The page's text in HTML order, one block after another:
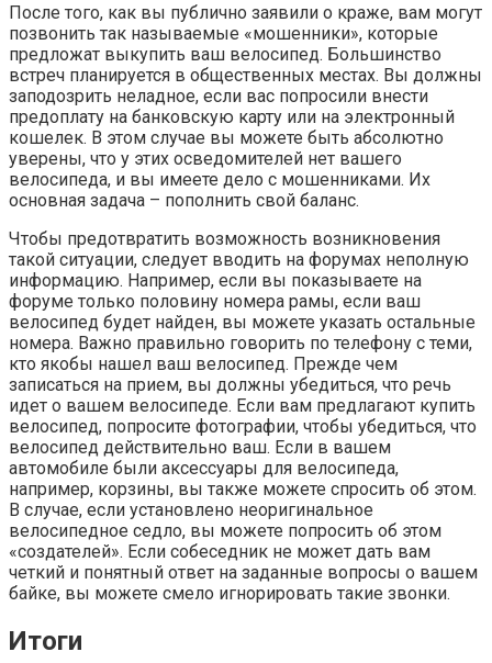
После того, как вы публично заявили о краже, вам могут
позвонить так называемые «мошенники», которые
предложат выкупить ваш велосипед. Большинство
встреч планируется в общественных местах. Вы должны
заподозрить неладное, если вас попросили внести
предоплату на банковскую карту или на электронный
кошелек. В этом случае вы можете быть абсолютно
уверены, что у этих осведомителей нет вашего
велосипеда, и вы имеете дело с мошенниками. Их
основная задача – пополнить свой баланс.
Чтобы предотвратить возможность возникновения
такой ситуации, следует вводить на форумах неполную
информацию. Например, если вы показываете на
форуме только половину номера рамы, если ваш
велосипед будет найден, вы можете указать остальные
номера. Важно правильно говорить по телефону с теми,
кто якобы нашел ваш велосипед. Прежде чем
записаться на прием, вы должны убедиться, что речь
идет о вашем велосипеде. Если вам предлагают купить
велосипед, попросите фотографии, чтобы убедиться, что
велосипед действительно ваш. Если в вашем
автомобиле были аксессуары для велосипеда,
например, корзины, вы также можете спросить об этом.
В случае, если установлено неоригинальное
велосипедное седло, вы можете попросить об этом
«создателей». Если собеседник не может дать вам
четкий и понятный ответ на заданные вопросы о вашем
байке, вы можете смело игнорировать такие звонки.
Итоги